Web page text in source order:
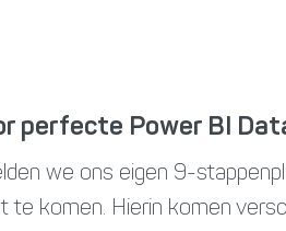
perfecte Power BI
we ons eigen 9-
te komen. Hierin komen